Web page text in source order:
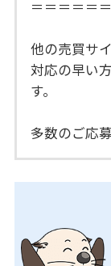
＝＝＝＝＝
他の売買サ
対応の早い
す。
多数のご応